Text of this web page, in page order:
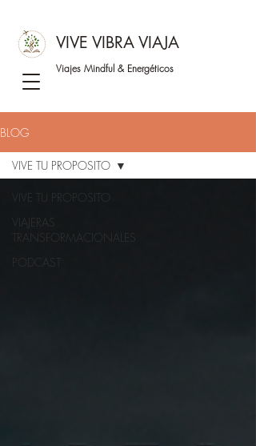
VIVE VIBRA VIAJA
Viajes Mindful & Energéticos
BLOG
VIVE TU PROPOSITO
VIAJERAS
TRANSFORMACIONALES
PODCAST
VIVE TU PROPOSITO